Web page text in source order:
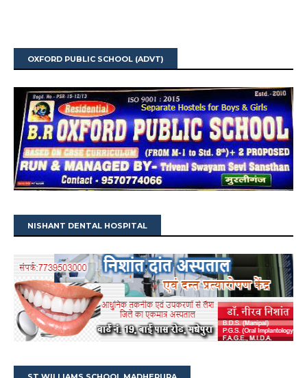
OXFORD PUBLIC SCHOOL (ADVT)
NISHANT DENTAL HOSPITAL